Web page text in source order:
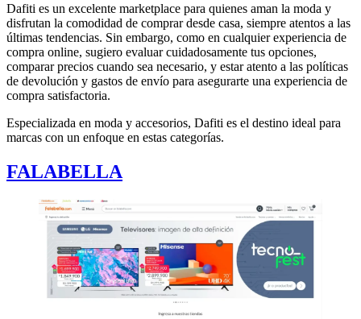
Dafiti es un excelente marketplace para quienes aman la moda y
disfrutan la comodidad de comprar desde casa, siempre atentos a las
últimas tendencias. Sin embargo, como en cualquier experiencia de
compra online, sugiero evaluar cuidadosamente tus opciones,
comparar precios cuando sea necesario, y estar atento a las políticas
de devolución y gastos de envío para asegurarte una experiencia de
compra satisfactoria.
Especializada en moda y accesorios, Dafiti es el destino ideal para
marcas con un enfoque en estas categorías.
FALABELLA